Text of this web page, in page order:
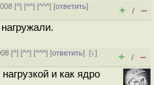
[^] [^^] [^^^] [ответить]
+ / –
[^] [^^] [^^^] [ответить][↓]
+ / –
и как ядро